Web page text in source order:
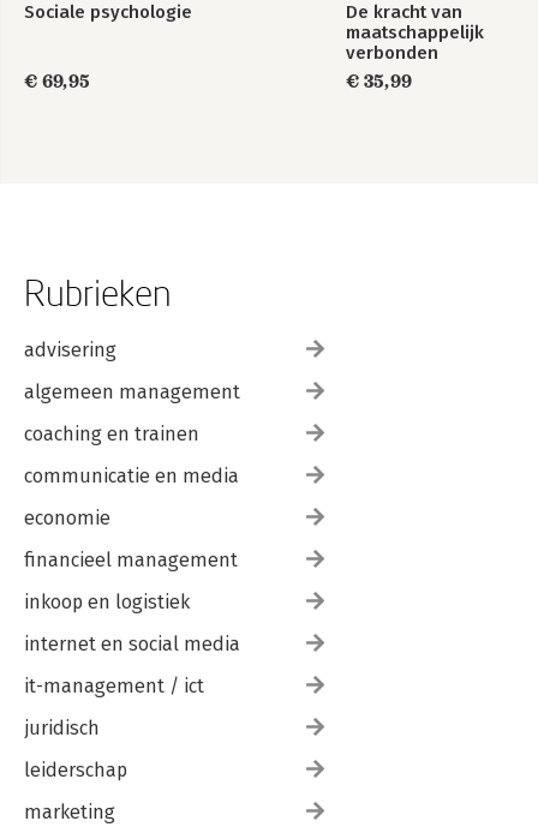
Sociale psychologie
€ 69,95
De kracht van
maatschappelijk
verbonden
leiderschap
€ 35,99
Rubrieken
advisering
algemeen management
coaching en trainen
communicatie en media
economie
financieel management
inkoop en logistiek
internet en social media
it-management / ict
juridisch
leiderschap
marketing